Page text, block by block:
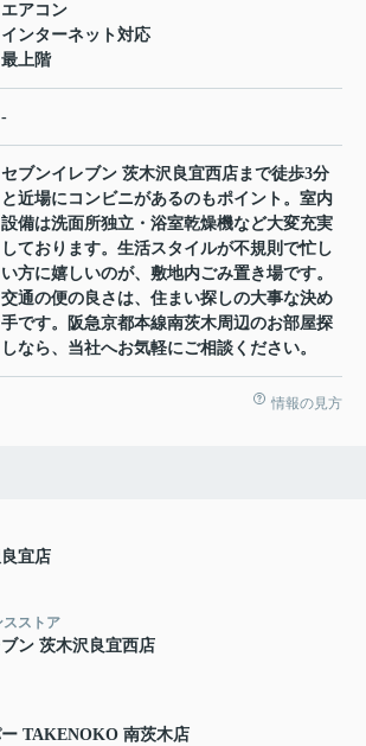
エアコン
インターネット対応
最上階
-
セブンイレブン 茨木沢良宜西店まで徒歩3分
と近場にコンビニがあるのもポイント。室内
設備は洗面所独立・浴室乾燥機など大変充実
しております。生活スタイルが不規則で忙し
い方に嬉しいのが、敷地内ごみ置き場です。
交通の便の良さは、住まい探しの大事な決め
手です。阪急京都本線南茨木周辺のお部屋探
しなら、当社へお気軽にご相談ください。
情報の見方
宜店
スストア
ン 茨木沢良宜西店
TAKENOKO 南茨木店